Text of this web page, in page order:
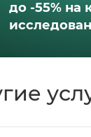
до -55% на